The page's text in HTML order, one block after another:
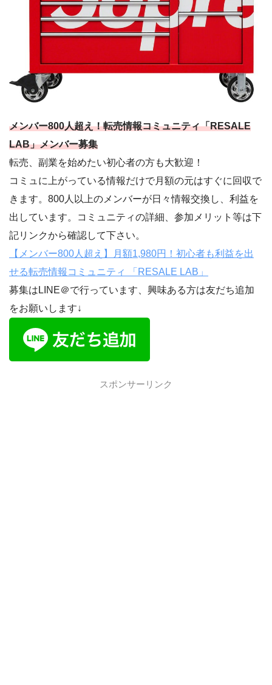
メンバー800人超え！転売情報コミュニティ「RESALE
LAB」メンバー募集
転売、副業を始めたい初心者の方も大歓迎！
コミュに上がっている情報だけで月額の元はすぐに回収で
きます。800人以上のメンバーが日々情報交換し、利益を
出しています。コミュニティの詳細、参加メリット等は下
記リンクから確認して下さい。
【メンバー800人超え】月額1,980円！初心者も利益を出
せる転売情報コミュニティ 「RESALE LAB」
募集はLINE＠で行っています、興味ある方は友だち追加
をお願いします↓
スポンサーリンク